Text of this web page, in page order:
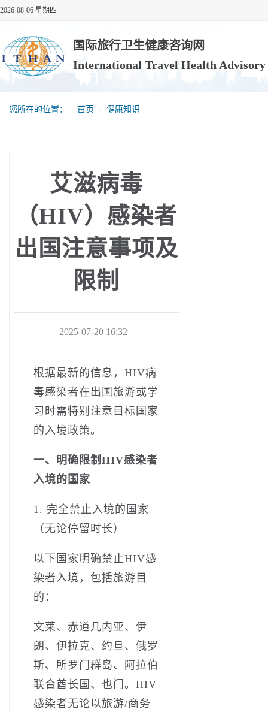
2026-08-06 星期四
国际旅行卫生健康咨询网
International Travel Health
您所在的位置： 首页 ‐ 健康知识
艾滋病毒
（HIV）感染者
出国注意事项及
限制
2025-07-20 16:32
根据最新的信息，HIV病
毒感染者在出国旅游或学
习时需特别注意目标国家
的入境政策。
一、明确限制HIV感染者
入境的国家
1. 完全禁止入境的国家
（无论停留时长）
以下国家明确禁止HIV感
染者入境，包括旅游目
的：
文莱、赤道几内亚、伊
朗、伊拉克、约旦、俄罗
斯、所罗门群岛、阿拉伯
联合酋长国、也门。HIV
感染者无论以旅游/商务